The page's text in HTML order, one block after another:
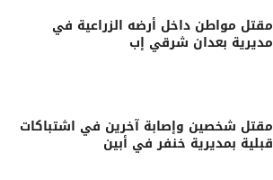
مقتل مواطن داخل أرضه الزراعية في
مديرية بعدان شرقي إب
مقتل شخصين وإصابة آخرين في اشتباكات
قبلية بمديرية خنفر في أبين